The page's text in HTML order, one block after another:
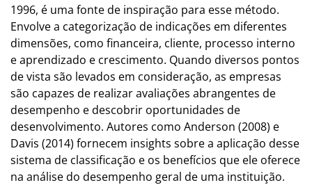
1996, é uma fonte de inspiração para esse método.
Envolve a categorização de indicações em diferentes
dimensões, como financeira, cliente, processo interno
e aprendizado e crescimento. Quando diversos pontos
de vista são levados em consideração, as empresas
são capazes de realizar avaliações abrangentes de
desempenho e descobrir oportunidades de
desenvolvimento. Autores como Anderson (2008) e
Davis (2014) fornecem insights sobre a aplicação desse
sistema de classificação e os benefícios que ele oferece
na análise do desempenho geral de uma instituição.